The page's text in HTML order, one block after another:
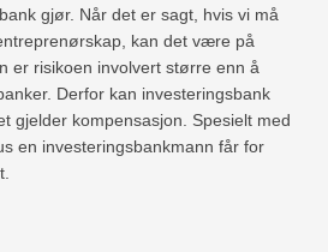
gjør. Når det er sagt, hvis vi må
kan det være på
er risikoen involvert større enn å
Derfor kan investeringsbank
gjelder kompensasjon. Spesielt med
en investeringsbankmann får for